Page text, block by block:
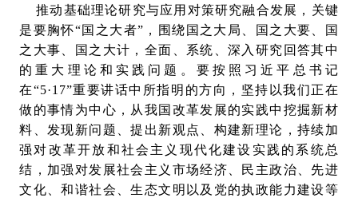
推动基础理论研究与应用对策研究融合发展，关键
是要胸怀“国之大者”，围绕国之大局、国之大要、国
之大事、国之大计，全面、系统、深入研究回答其中
的重大理论和实践问题。要按照习近平总书记
在“5·17”重要讲话中所指明的方向，坚持以我们正在
做的事情为中心，从我国改革发展的实践中挖掘新材
料、发现新问题、提出新观点、构建新理论，持续加
强对改革开放和社会主义现代化建设实践的系统总
结，加强对发展社会主义市场经济、民主政治、先进
文化、和谐社会、生态文明以及党的执政能力建设等